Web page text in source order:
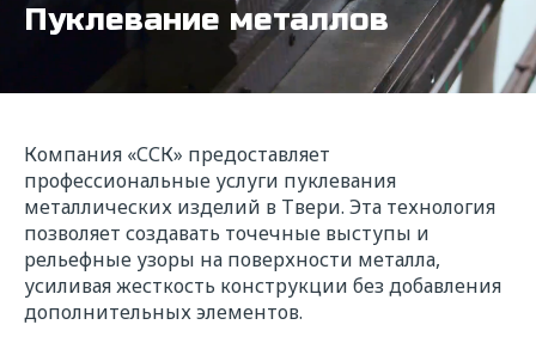
Пуклевание металлов
Компания «ССК» предоставляет
профессиональные услуги пуклевания
металлических изделий в Твери. Эта технология
позволяет создавать точечные выступы и
рельефные узоры на поверхности металла,
усиливая жесткость конструкции без добавления
дополнительных элементов.